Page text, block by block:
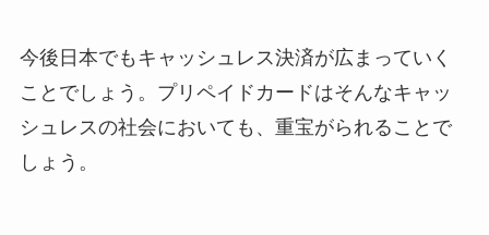
今後日本でもキャッシュレス決済が広まっていく
ことでしょう。プリペイドカードはそんなキャッ
シュレスの社会においても、重宝がられることで
しょう。